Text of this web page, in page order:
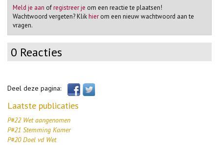
Meld je aan ofregistreer je om een reactie te plaatsen!
Wachtwoord vergeten? Klikhier om een nieuw wachtwoord aan te
vragen.
0 Reacties
Deel deze pagina:
Laatste publicaties
P#22 Wet aangenomen
P#21 Stemming Kamer
P#20 Doel vd Wet